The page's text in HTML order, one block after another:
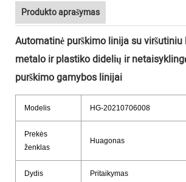
Produkto aprašymas
Automatinė purškimo linija su
metalo ir plastiko didelių ir
purškimo gamybos linijai
Modelis HG-20210706008
Prekės
ženklas
Huagonas
Dydis Pritaikymas